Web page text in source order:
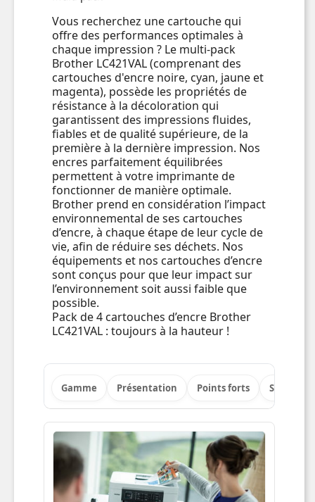
Vous recherchez une cartouche qui
offre des performances optimales à
chaque impression ? Le multi-pack
Brother LC421VAL (comprenant des
cartouches d'encre noire, cyan, jaune et
magenta), possède les propriétés de
résistance à la décoloration qui
garantissent des impressions fluides,
fiables et de qualité supérieure, de la
première à la dernière impression. Nos
encres parfaitement équilibrées
permettent à votre imprimante de
fonctionner de manière optimale.
Brother prend en considération l’impact
environnemental de ses cartouches
d’encre, à chaque étape de leur cycle de
vie, afin de réduire ses déchets. Nos
équipements et nos cartouches d’encre
sont conçus pour que leur impact sur
l’environnement soit aussi faible que
possible.
Pack de 4 cartouches d’encre Brother
LC421VAL : toujours à la hauteur !
Gamme Présentation Points forts